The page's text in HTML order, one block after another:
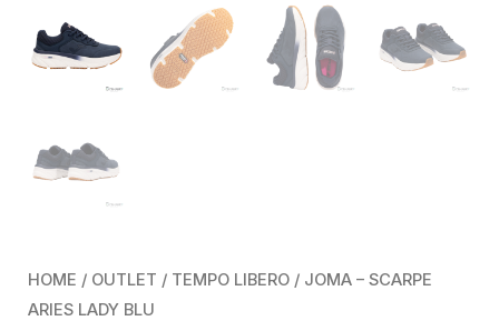
HOME / OUTLET / TEMPO LIBERO/ JOMA – SCARPE
ARIES LADY BLU